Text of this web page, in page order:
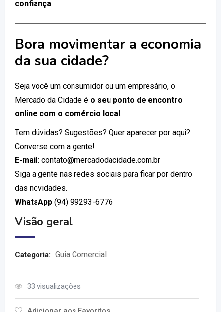
confiança
Bora movimentar a economia
da sua cidade?
Seja você um consumidor ou um empresário, o
Mercado da Cidade é o seu ponto de encontro
online com o comércio local.
Tem dúvidas? Sugestões? Quer aparecer por aqui?
Converse com a gente!
E-mail: contato@mercadodacidade.com.br
Siga a gente nas redes sociais para ficar por dentro
das novidades.
WhatsApp (94) 99293-6776
Visão geral
Categoria: Guia Comercial
33 visualizações